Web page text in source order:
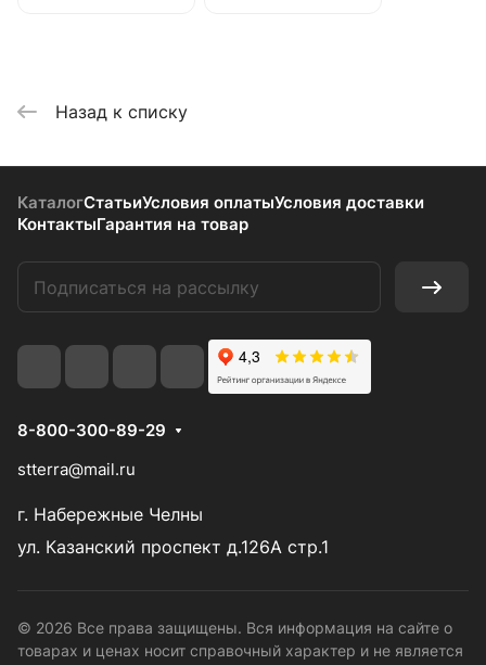
Назад к списку
КаталогСтатьиУсловия оплатыУсловия доставки
КонтактыГарантия на товар
8-800-300-89-29
stterra@mail.ru
г. Набережные Челны
ул. Казанский проспект д.126А стр.1
© 2026 Все права защищены. Вся информация на сайте о
товарах и ценах носит справочный характер и не является